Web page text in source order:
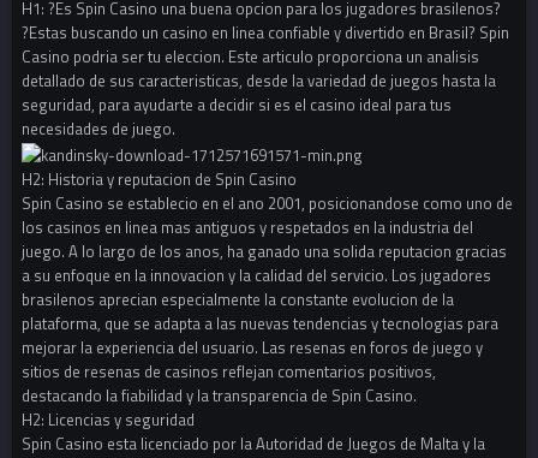
H1: ?Es Spin Casino una buena opcion para los jugadores brasilenos?
?Estas buscando un casino en linea confiable y divertido en Brasil? Spin
Casino podria ser tu eleccion. Este articulo proporciona un analisis
detallado de sus caracteristicas, desde la variedad de juegos hasta la
seguridad, para ayudarte a decidir si es el casino ideal para tus
necesidades de juego.
H2: Historia y reputacion de Spin Casino
Spin Casino se establecio en el ano 2001, posicionandose como uno de
los casinos en linea mas antiguos y respetados en la industria del
juego. A lo largo de los anos, ha ganado una solida reputacion gracias
a su enfoque en la innovacion y la calidad del servicio. Los jugadores
brasilenos aprecian especialmente la constante evolucion de la
plataforma, que se adapta a las nuevas tendencias y tecnologias para
mejorar la experiencia del usuario. Las resenas en foros de juego y
sitios de resenas de casinos reflejan comentarios positivos,
destacando la fiabilidad y la transparencia de Spin Casino.
H2: Licencias y seguridad
Spin Casino esta licenciado por la Autoridad de Juegos de Malta y la